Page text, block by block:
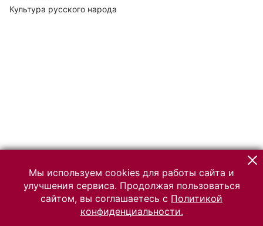
Культура русского народа
Мы используем cookies для работы сайта и
улучшения сервиса. Продолжая пользоваться
сайтом, вы соглашаетесь с Политикой
конфиденциальности.